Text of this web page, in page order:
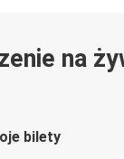
na
bilety